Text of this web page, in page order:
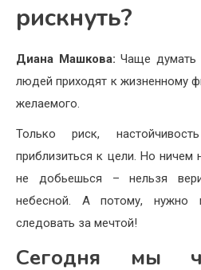
рискнуть?
Диана Машкова: Чаще думать
людей приходят к жизненному
желаемого.
Только риск,
приблизиться к цели. Но ничем
не добьешься – нельзя
небесной. А потому,
следовать за мечтой!
Сегодня мы